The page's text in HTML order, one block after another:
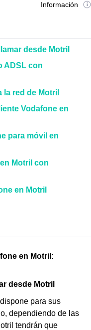
Información
desde Motril
ADSL con
red de Motril
Vodafone en
para móvil en
Motril con
en Motril
en Motril:
desde Motril
para sus
dependiendo de las
tendrán que